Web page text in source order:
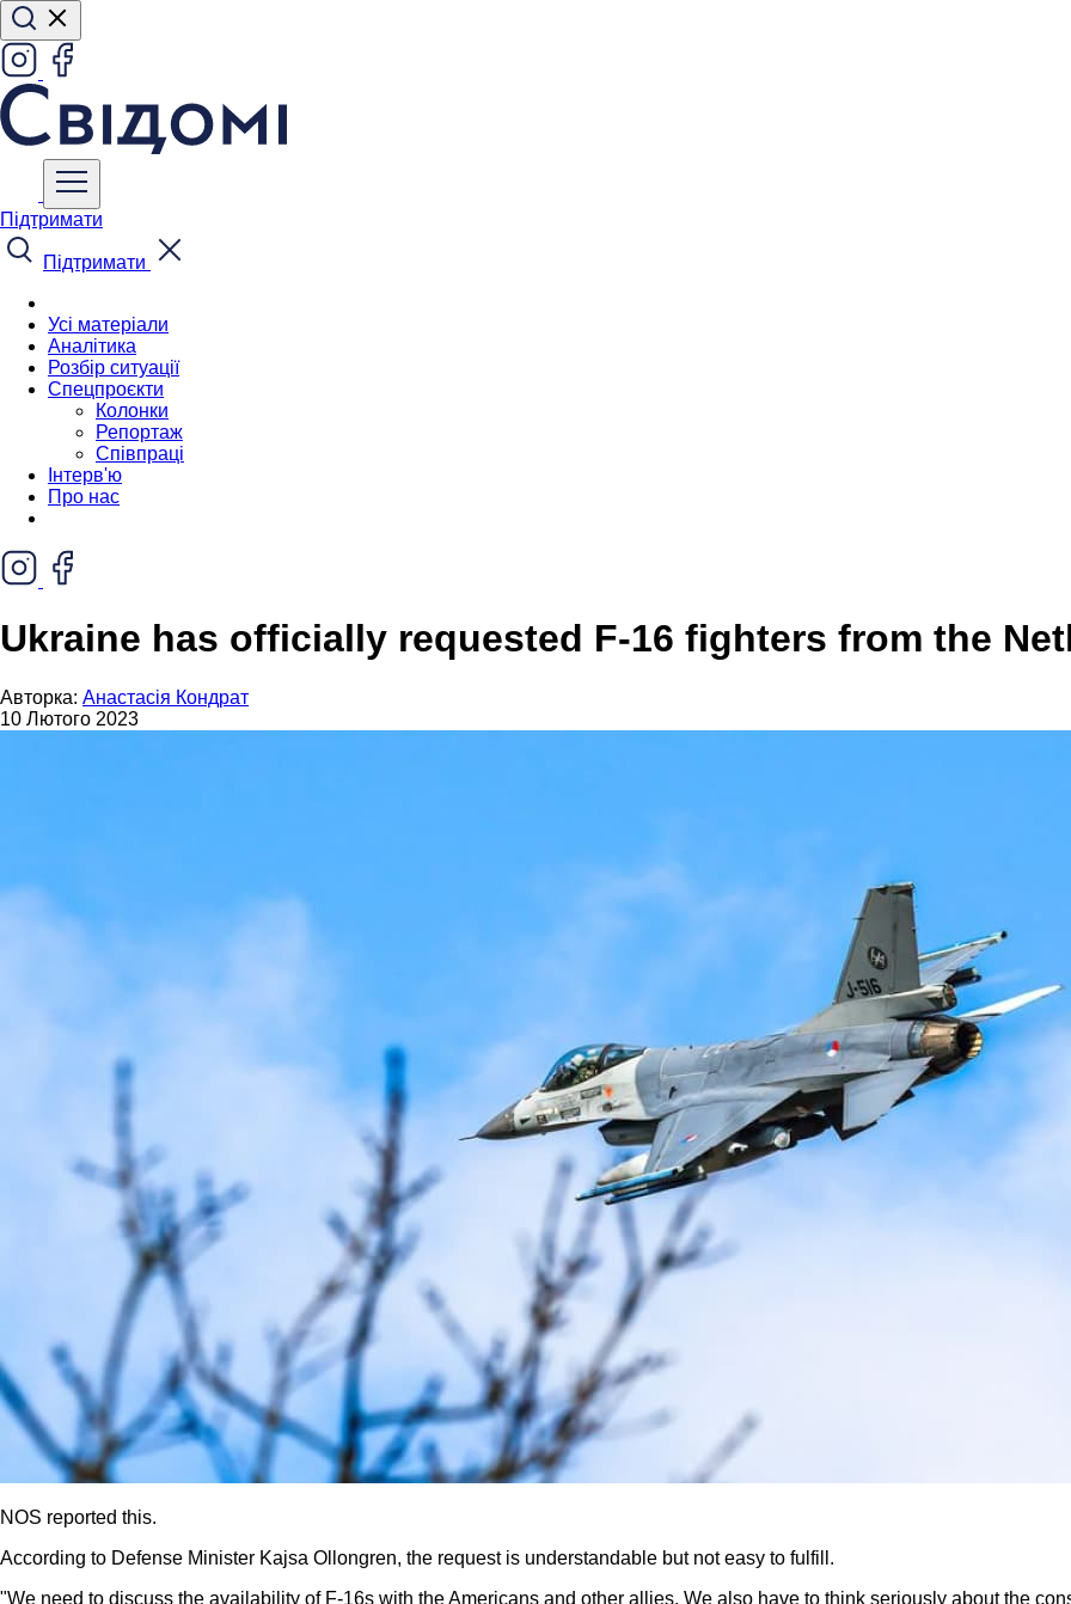
Підтримати
Підтримати
Усі матеріали
Аналітика
Розбір ситуації
Спецпроєкти
Колонки
Репортаж
Співпраці
Інтерв'ю
Про нас
Ukraine has officially requested F-16 fighters from the
Авторка: Анастасія Кондрат
10 Лютого 2023
NOS reported this.
According to Defense Minister Kajsa Ollongren, the request is understandable but not easy to fulfill.
"We need to discuss the availability of F-16s with the Americans and other allies. We also have to think seriously about the